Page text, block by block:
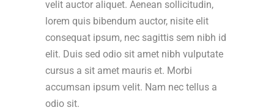
velit auctor aliquet. Aenean sollicitudin,
lorem quis bibendum auctor, nisite elit
consequat ipsum, nec sagittis sem nibh id
elit. Duis sed odio sit amet nibh vulputate
cursus a sit amet mauris et. Morbi
accumsan ipsum velit. Nam nec tellus a
odio sit.